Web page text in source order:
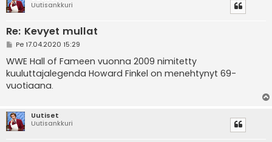
Uutisankkuri
Re: Kevyet mullat
V
e
s
t
i
Pe 17.04.2020 15:29
WWE Hall of Fameen vuonna 2009 nimitetty
kuuluttajalegenda Howard Finkel on menehtynyt 69-
vuotiaana.
Uutiset
Uutisankkuri